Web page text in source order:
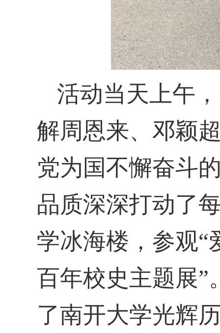
活动当天上午
解周恩来、邓颖
党为国不懈奋斗
品质深深打动了
学冰海楼，参观“
百年校史主题展”
了南开大学光辉